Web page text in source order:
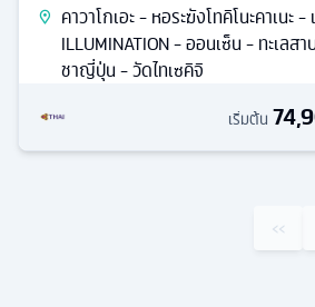
คาวาโกเอะ - หอระฆังโทคิโนะคาเนะ
ILLUMINATION - ออนเซ็น - ทะเลส
ชาญี่ปุ่น - วัดไทเซคิจิ
เริ่มต้น
‹‹